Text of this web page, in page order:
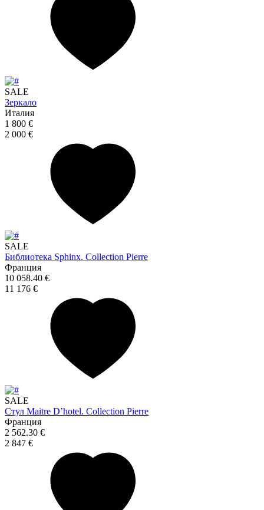
SALE
Зеркало
Италия
1 800 €
2 000 €
SALE
Библиотека Sphinx. Collection Pierre
Франция
10 058.40 €
11 176 €
SALE
Стул Maitre D’hotel. Collection Pierre
Франция
2 562.30 €
2 847 €